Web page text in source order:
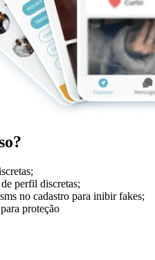
perfil discretas;
no cadastro para inibir fakes;
proteção